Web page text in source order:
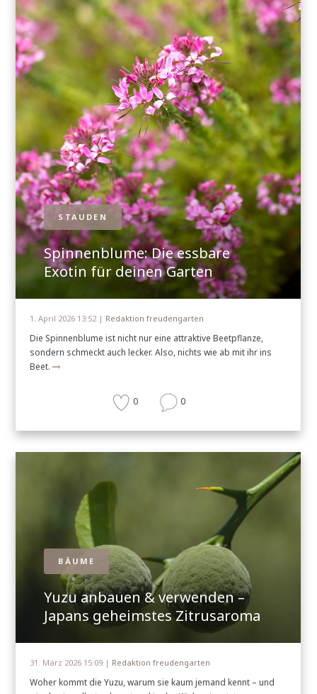
STAUDEN
Spinnenblume: Die essbare
Exotin für deinen Garten
1. April 2026 13:52 | Redaktion freudengarten
Die Spinnenblume ist nicht nur eine attraktive Beetpflanze,
sondern schmeckt auch lecker. Also, nichts wie ab mit ihr ins
Beet.
0 0
BÄUME
Yuzu anbauen & verwenden –
Japans geheimstes Zitrusaroma
31. März 2026 15:09 | Redaktion freudengarten
Woher kommt die Yuzu, warum sie kaum jemand kennt – und